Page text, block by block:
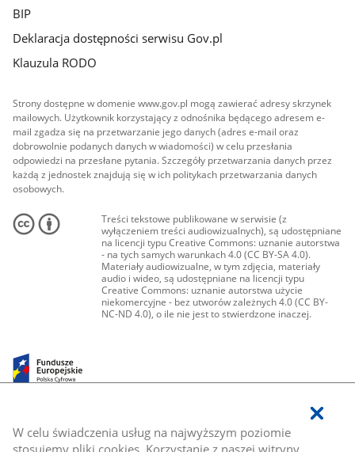
W celu świadczenia usług na najwyższym poziomie
stosujemy pliki cookies. Korzystanie z naszej witryny
BIP
Deklaracja dostępności serwisu Gov.pl
Klauzula RODO
Strony dostępne w domenie www.gov.pl mogą zawierać adresy skrzynek
mailowych. Użytkownik korzystający z odnośnika będącego adresem e-
mail zgadza się na przetwarzanie jego danych (adres e-mail oraz
dobrowolnie podanych danych w wiadomości) w celu przesłania
odpowiedzi na przesłane pytania. Szczegóły przetwarzania danych przez
każdą z jednostek znajdują się w ich politykach przetwarzania danych
osobowych.
Treści tekstowe publikowane w serwisie (z
wyłączeniem treści audiowizualnych), są udostępniane
na licencji typu Creative Commons: uznanie autorstwa
- na tych samych warunkach 4.0 (CC BY-SA 4.0).
Materiały audiowizualne, w tym zdjęcia, materiały
audio i wideo, są udostępniane na licencji typu
Creative Commons: uznanie autorstwa użycie
niekomercyjne - bez utworów zależnych 4.0 (CC BY-
NC-ND 4.0), o ile nie jest to stwierdzone inaczej.